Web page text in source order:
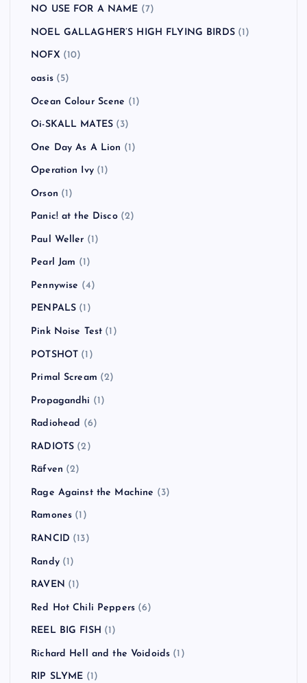
NO USE FOR A NAME (7)
NOEL GALLAGHER’S HIGH FLYING BIRDS(1)
NOFX (10)
oasis(5)
Ocean Colour Scene (1)
Oi-SKALL MATES (3)
One Day As A Lion (1)
Operation Ivy(1)
Orson (1)
Panic! at the Disco(2)
Paul Weller (1)
Pearl Jam (1)
Pennywise (4)
PENPALS (1)
Pink Noise Test (1)
POTSHOT (1)
Primal Scream (2)
Propagandhi (1)
Radiohead (6)
RADIOTS (2)
Räfven (2)
Rage Against the Machine (3)
Ramones (1)
RANCID (13)
Randy(1)
RAVEN (1)
Red Hot Chili Peppers (6)
REEL BIG FISH (1)
Richard Hell and the Voidoids (1)
RIP SLYME (1)